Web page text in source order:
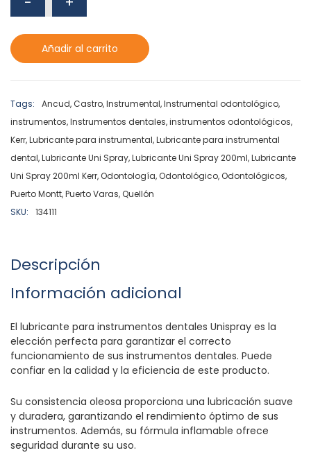
Añadir al carrito
Tags: Ancud,Castro,Instrumental,Instrumental odontológico,
instrumentos,Instrumentos dentales,instrumentos odontológicos,
Kerr,Lubricante para instrumental,Lubricante para instrumental
dental,Lubricante Uni Spray,Lubricante Uni Spray 200ml,Lubricante
Uni Spray 200ml Kerr,Odontología,Odontológico,Odontológicos,
Puerto Montt,Puerto Varas,Quellón
SKU:
134111
Descripción
Información adicional
El lubricante para instrumentos dentales Unispray es la
elección perfecta para garantizar el correcto
funcionamiento de sus instrumentos dentales. Puede
confiar en la calidad y la eficiencia de este producto.
Su consistencia oleosa proporciona una lubricación suave
y duradera, garantizando el rendimiento óptimo de sus
instrumentos. Además, su fórmula inflamable ofrece
seguridad durante su uso.